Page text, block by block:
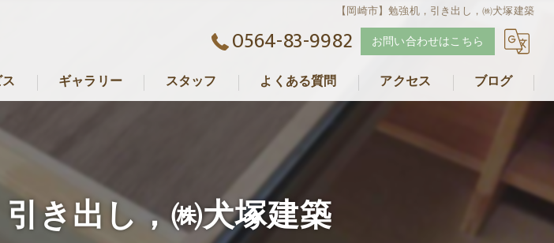
【岡崎市】勉強机，引き出し，㈱犬塚建築
0564-83-9982 お問い合わせはこちら
口コミ情報
評判
お客様の声
ギャラリー スタッフ よくある質問 アクセス
犬塚建築
ブログ
引き出し，㈱犬塚建築